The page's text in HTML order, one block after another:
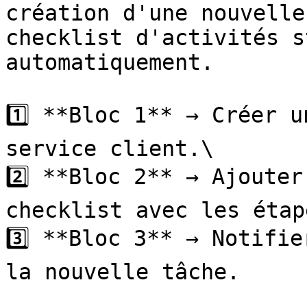
création d'une
checklist d'activités
automatiquement.
1️⃣ **Bloc 1** → Créer
service client.\
2️⃣ **Bloc 2** → Ajouter
checklist avec les
3️⃣ **Bloc 3** →
la nouvelle tâche.